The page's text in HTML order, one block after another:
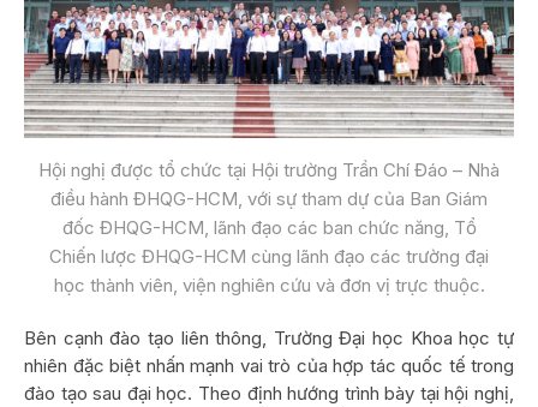
Hội nghị được tổ chức tại Hội trường Trần Chí Đáo – Nhà
điều hành ĐHQG-HCM, với sự tham dự của Ban Giám
đốc ĐHQG-HCM, lãnh đạo các ban chức năng, Tổ
Chiến lược ĐHQG-HCM cùng lãnh đạo các trường đại
học thành viên, viện nghiên cứu và đơn vị trực thuộc.
Bên cạnh đào tạo liên thông, Trường Đại học Khoa học tự
nhiên đặc biệt nhấn mạnh vai trò của hợp tác quốc tế trong
đào tạo sau đại học. Theo định hướng trình bày tại hội nghị,